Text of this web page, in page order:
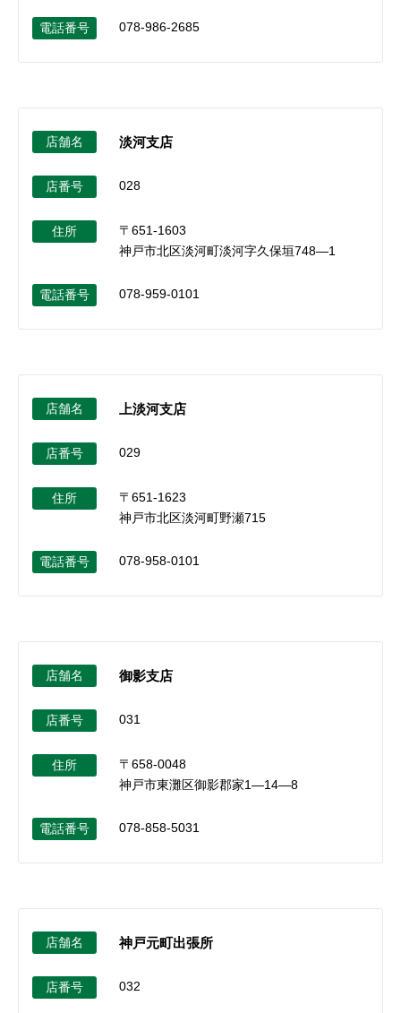
電話番号 078-986-2685
店舗名 淡河支店
店番号 028
住所
〒651-1603
神戸市北区淡河町淡河字久保垣748―1
電話番号 078-959-0101
店舗名 上淡河支店
店番号 029
住所
〒651-1623
神戸市北区淡河町野瀬715
電話番号 078-958-0101
店舗名 御影支店
店番号 031
住所
〒658-0048
神戸市東灘区御影郡家1―14―8
電話番号 078-858-5031
店舗名 神戸元町出張所
店番号 032